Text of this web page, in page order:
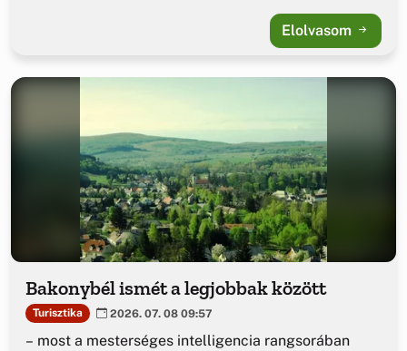
Elolvasom
Bakonybél ismét a legjobbak között
Turisztika 2026. 07. 08 09:57
– most a mesterséges intelligencia rangsorában